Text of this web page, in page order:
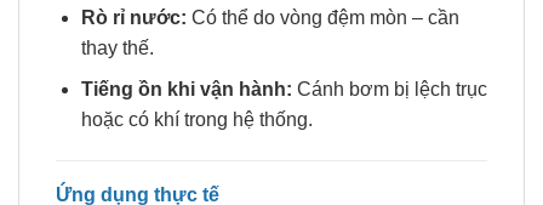
Rò rỉ nước: Có thể do vòng đệm mòn – cần
thay thế.
Tiếng ồn khi vận hành: Cánh bơm bị lệch trục
hoặc có khí trong hệ thống.
Ứng dụng thực tế